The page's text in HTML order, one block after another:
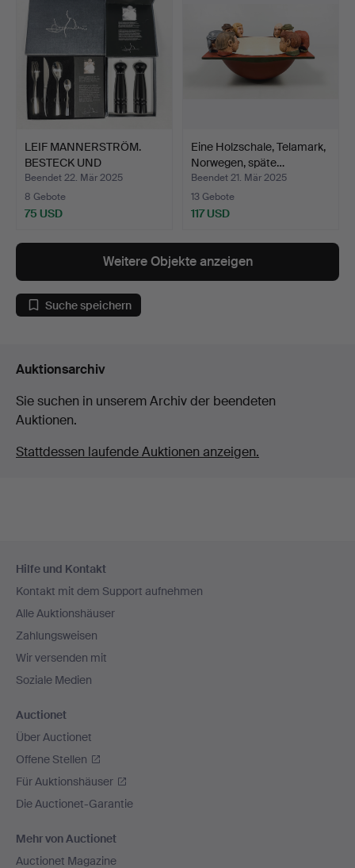
LEIF MANNERSTRÖM.
BESTECK UND
SPRINKLER.
Beendet 22. Mär 2025
8 Gebote
75 USD
Eine Holzschale, Telamark,
Norwegen, späte…
Beendet 21. Mär 2025
13 Gebote
117 USD
Weitere Objekte anzeigen
Suche speichern
Auktionsarchiv
Sie suchen in unserem Archiv der beendeten
Auktionen.
Stattdessen laufende Auktionen anzeigen.
Navigation
Hilfe und Kontakt
Kontakt mit dem Support aufnehmen
Alle Auktionshäuser
Zahlungsweisen
Wir versenden mit
Soziale Medien
Auctionet
Über Auctionet
Offene Stellen
Für Auktionshäuser
Die Auctionet-Garantie
Mehr von Auctionet
Auctionet Magazine